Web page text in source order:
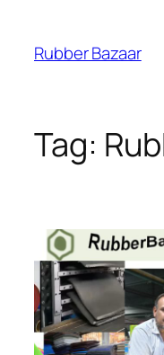
content
Rubber Bazaar
Tag: